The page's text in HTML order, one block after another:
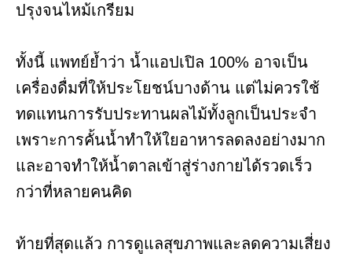
ปรุงจนไหม้เกรียม
ทั้งนี้ แพทย์ย้ำว่า น้ำแอปเปิล 100% อาจเป็น
เครื่องดื่มที่ให้ประโยชน์บางด้าน แต่ไม่ควรใช้
ทดแทนการรับประทานผลไม้ทั้งลูกเป็นประจำ
เพราะการคั้นน้ำทำให้ใยอาหารลดลงอย่างมาก
และอาจทำให้น้ำตาลเข้าสู่ร่างกายได้รวดเร็ว
กว่าที่หลายคนคิด
ท้ายที่สุดแล้ว การดูแลสุขภาพและลดความเสี่ยง